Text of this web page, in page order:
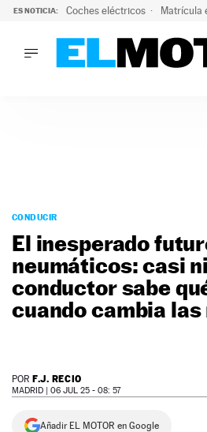
ES NOTICIA: Coches eléctricos Matrícula
PODCAST
MOTOS
TECNOLOGÍA
SUPERCOCHES
NEWSLETTER
SÍGUENOS
CONDUCIR
El inesperado
neumáticos: casi
conductor sabe
cuando cambia
POR F.J. RECIO
MADRID | 06 JUL 25 - 08: 57
Añadir EL MOTOR en Google